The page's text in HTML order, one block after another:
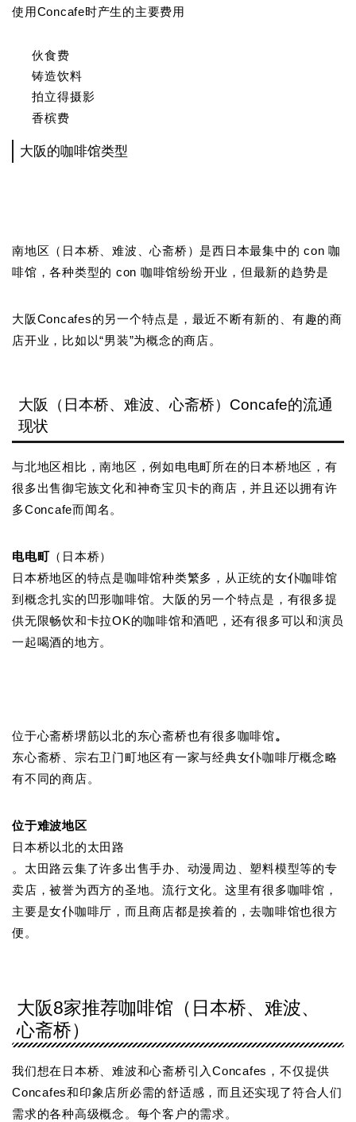
使用Concafe时产生的主要费用
伙食费
铸造饮料
拍立得摄影
香槟费
大阪的咖啡馆类型
南地区（日本桥、难波、心斋桥）是西日本最集中的 con 咖
啡馆，各种类型的 con 咖啡馆纷纷开业，但最新的趋势是
大阪Concafes的另一个特点是，最近不断有新的、有趣的商
店开业，比如以“男装”为概念的商店。
大阪（日本桥、难波、心斋桥）Concafe的流通
现状
与北地区相比，南地区，例如电电町所在的日本桥地区，有
很多出售御宅族文化和神奇宝贝卡的商店，并且还以拥有许
多Concafe而闻名。
电电町（日本桥）
日本桥地区的特点是咖啡馆种类繁多，从正统的女仆咖啡馆
到概念扎实的凹形咖啡馆。大阪的另一个特点是，有很多提
供无限畅饮和卡拉OK的咖啡馆和酒吧，还有很多可以和演员
一起喝酒的地方。
位于心斋桥堺筋以北的东心斋桥也有很多咖啡馆。
东心斋桥、宗右卫门町地区有一家与经典女仆咖啡厅概念略
有不同的商店。
位于难波地区
日本桥以北的太田路
。太田路云集了许多出售手办、动漫周边、塑料模型等的专
卖店，被誉为西方的圣地。流行文化。这里有很多咖啡馆，
主要是女仆咖啡厅，而且商店都是挨着的，去咖啡馆也很方
便。
大阪8家推荐咖啡馆（日本桥、难波、
心斋桥）
我们想在日本桥、难波和心斋桥引入Concafes，不仅提供
Concafes和印象店所必需的舒适感，而且还实现了符合人们
需求的各种高级概念。每个客户的需求。